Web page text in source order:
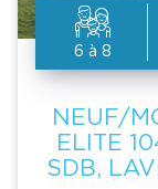
6 à 8
NEUF/
ELITE
SDB,